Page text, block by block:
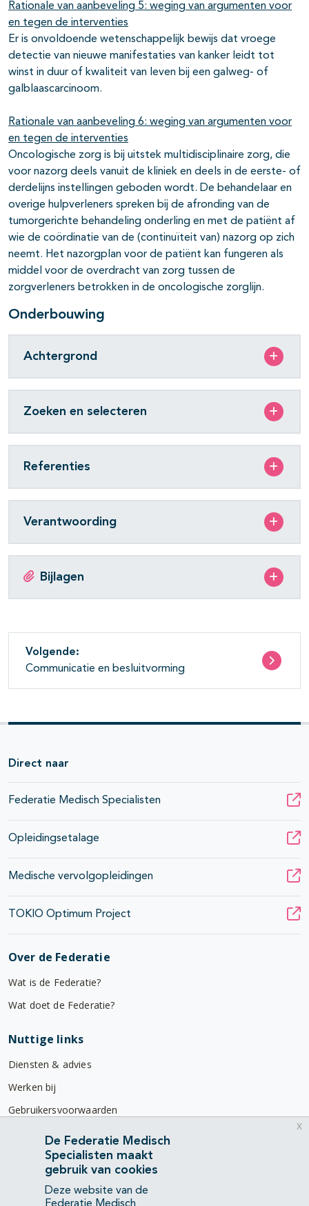
Rationale van aanbeveling 5: weging van argumenten voor
en tegen de interventies
Er is onvoldoende wetenschappelijk bewijs dat vroege
detectie van nieuwe manifestaties van kanker leidt tot
winst in duur of kwaliteit van leven bij een galweg- of
galblaascarcinoom.
Rationale van aanbeveling 6: weging van argumenten voor
en tegen de interventies
Oncologische zorg is bij uitstek multidisciplinaire zorg, die
voor nazorg deels vanuit de kliniek en deels in de eerste- of
derdelijns instellingen geboden wordt. De behandelaar en
overige hulpverleners spreken bij de afronding van de
tumorgerichte behandeling onderling en met de patiënt af
wie de coördinatie van de (continuïteit van) nazorg op zich
neemt. Het nazorgplan voor de patiënt kan fungeren als
middel voor de overdracht van zorg tussen de
zorgverleners betrokken in de oncologische zorglijn.
Onderbouwing
Achtergrond
Zoeken en selecteren
Referenties
Verantwoording
Bijlagen
Volgende:
Communicatie en besluitvorming
Direct naar
Federatie Medisch Specialisten
Opleidingsetalage
Medische vervolgopleidingen
TOKIO Optimum Project
Over de Federatie
Wat is de Federatie?
Wat doet de Federatie?
Nuttige links
Diensten & advies
Werken bij
Gebruikersvoorwaarden
Privacyverklaring
Contact
Mercatorlaan 1200
3528 BL Utrecht
De Federatie Medisch
Specialisten maakt
gebruik van cookies
Deze website van de
x